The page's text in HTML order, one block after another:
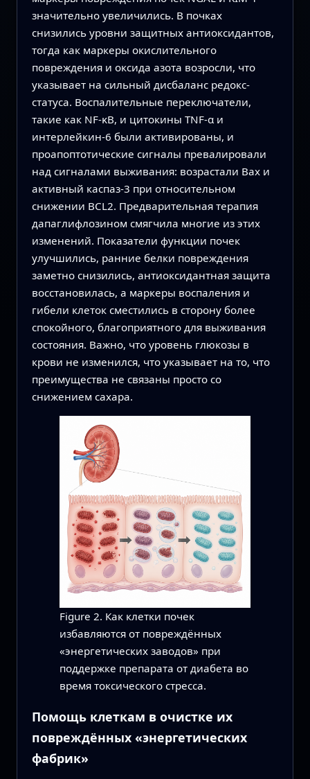
значительно увеличились. В почках
снизились уровни защитных антиоксидантов,
тогда как маркеры окислительного
повреждения и оксида азота возросли, что
указывает на сильный дисбаланс редокс-
статуса. Воспалительные переключатели,
такие как NF‑κB, и цитокины TNF‑α и
интерлейкин‑6 были активированы, и
проапоптотические сигналы превалировали
над сигналами выживания: возрастали Bax и
активный каспаз‑3 при относительном
снижении BCL2. Предварительная терапия
дапаглифлозином смягчила многие из этих
изменений. Показатели функции почек
улучшились, ранние белки повреждения
заметно снизились, антиоксидантная защита
восстановилась, а маркеры воспаления и
гибели клеток сместились в сторону более
спокойного, благоприятного для выживания
состояния. Важно, что уровень глюкозы в
крови не изменился, что указывает на то, что
преимущества не связаны просто со
снижением сахара.
Figure 2. Как клетки почек
избавляются от повреждённых
«энергетических заводов» при
поддержке препарата от диабета во
время токсического стресса.
Помощь клеткам в очистке их
повреждённых «энергетических
фабрик»